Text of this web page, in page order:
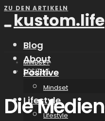
ZU DEN ARTIKELN
kustom.life
Blog
About
Positive
Mindset
Lifestyle
Lifestyle
MINDSET
POSITIVE
Die